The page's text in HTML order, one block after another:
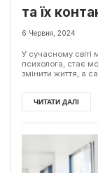
та їх
6 Червня, 2024
У сучасному світі
психолога, стає
змінити життя, а
ЧИТАТИ ДАЛІ